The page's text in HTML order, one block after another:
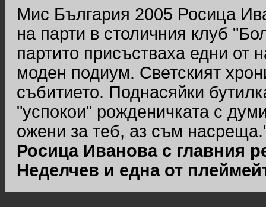
Мис България 2005 Росица
на парти в столичния клуб
партито присъстваха едни от
моден подиум. Светският
събитието. Поднасяйки
"успокои" рожденичката с
ожени за теб, аз съм
Росица Иванова с главния
Неделчев и една от